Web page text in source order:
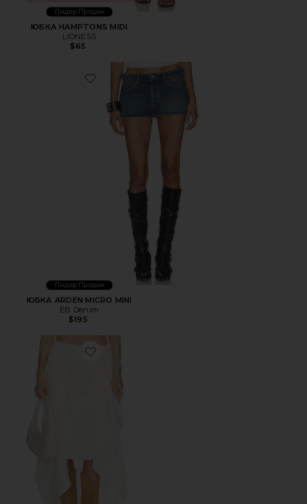
Лидер Продаж
ЮБКА HAMPTONS MIDI
LIONESS
$65
Favorite ЮБКА ARDEN MICRO MINI
Лидер Продаж
ЮБКА ARDEN MICRO MINI
EB Denim
$195
Favorite ЮБКА CECILIA